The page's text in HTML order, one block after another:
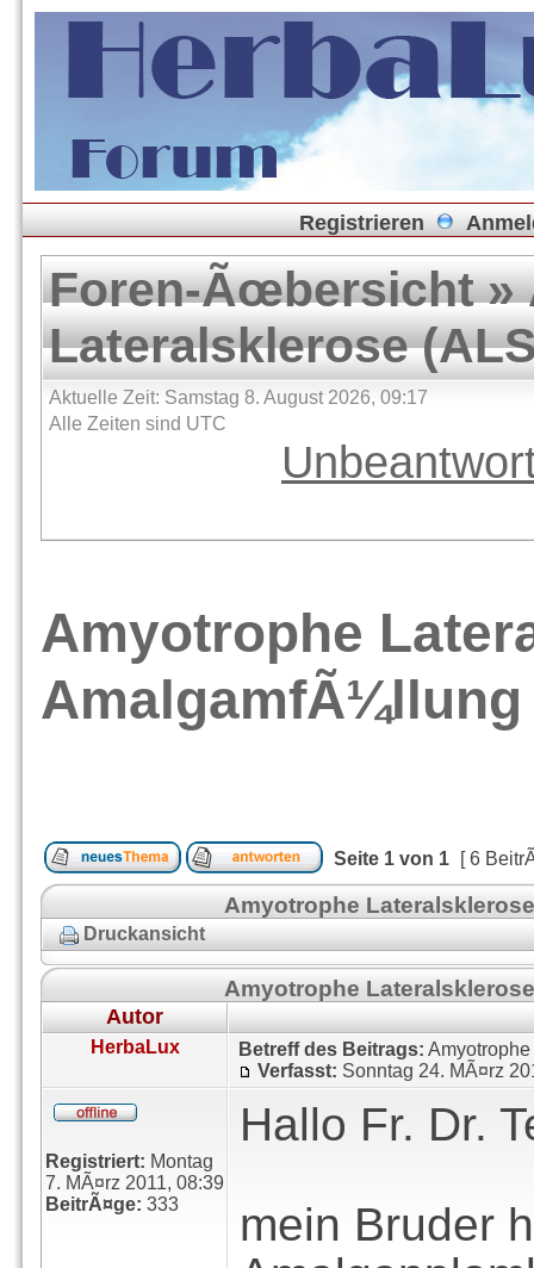
Registrieren
Foren-Ãœbersicht»
Lateralsklerose
Aktuelle Zeit: Samstag 8. August 2026, 09:17
Alle Zeiten sind UTC
Amyotrophe
AmalgamfÃ¼llung
Seite 1 von 1 [ 6
Amyotrophe
Druckansicht
Amyotrophe
Autor
HerbaLux Betreff des Beitrags:
Verfasst: Sonntag 24. MÃ¤rz
Registriert: Montag
7. MÃ¤rz 2011, 08:39
BeitrÃ¤ge: 333
Hallo Fr. Dr.
mein Bruder